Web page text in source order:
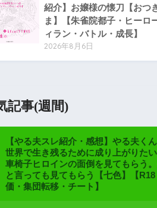
紹介】お嬢様の懐刀【おつ
ま】【朱雀院都子・ヒーロ
ィラン・バトル・成長】
2026年8月6日
記事(週間)